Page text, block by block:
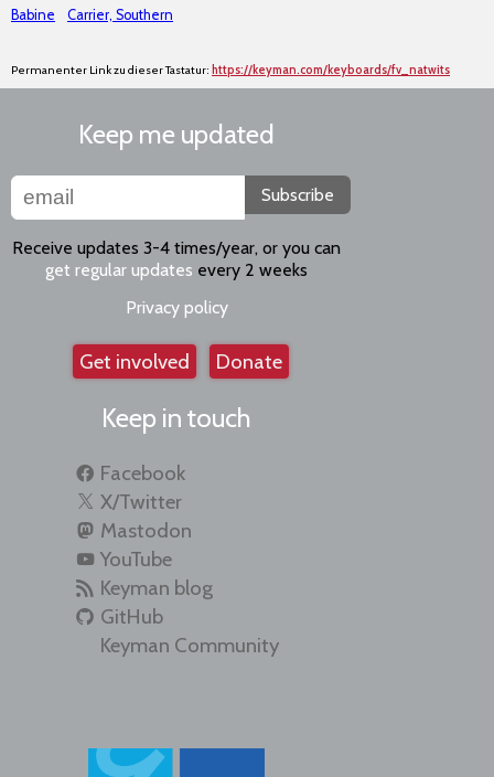
Babine Carrier, Southern
Permanenter Link zu dieser Tastatur: https://keyman.com/keyboards/fv_natwits
Keep me updated
Subscribe
Receive updates 3-4 times/year, or you can
get regular updates every 2 weeks
Privacy policy
Get involved Donate
Keep in touch
Facebook
X/Twitter
Mastodon
YouTube
Keyman blog
GitHub
Keyman Community